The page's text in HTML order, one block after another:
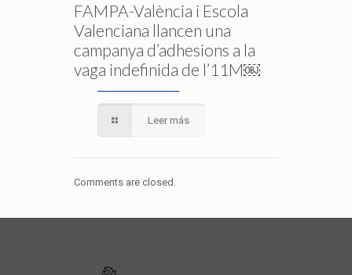
FAMPA-València i Escola
Valenciana llancen una
campanya d’adhesions a la
vaga indefinida de l’11M￼
Leer más
Comments are closed.